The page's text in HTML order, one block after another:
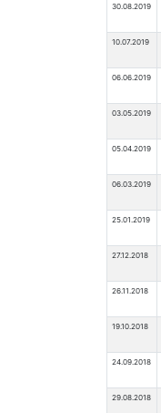
30.08.2019
10.07.2019
06.06.2019
03.05.2019
05.04.2019
06.03.2019
25.01.2019
27.12.2018
26.11.2018
19.10.2018
24.09.2018
29.08.2018